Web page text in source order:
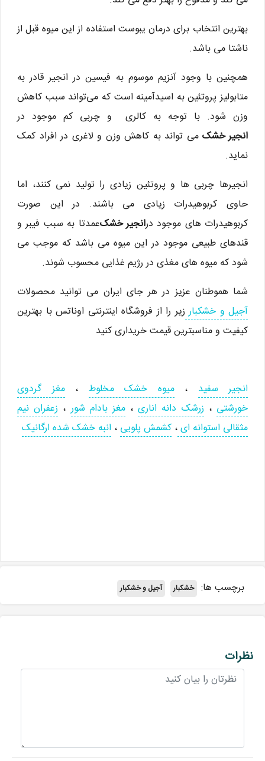
بهترین انتخاب برای درمان یبوست استفاده از این میوه قبل از
ناشتا می باشد.
همچنین با وجود آنزیم موسوم به فیسین در انجیر قادر به
متابولیز پروتئین به اسیدآمینه است که می‌تواند سبب کاهش
وزن شود. با توجه به کالری و چربی کم موجود در
انجیر خشک می تواند به کاهش وزن و لاغری در افراد کمک
نماید.
انجیرها چربی ها و پروتئین زیادی را تولید نمی کنند، اما
حاوی کربوهیدرات زیادی می باشند. در این صورت
کربوهیدرات های موجود درانجیر خشکعمدتا به سبب فیبر و
قندهای طبیعی موجود در این میوه می باشد که موجب می
شود که میوه های مغذی در رژیم غذایی محسوب شوند.
شما هموطنان عزیز در هر جای ایران می توانید محصولات
آجیل و خشکبار زیر را از فروشگاه اینترنتی اوناتس با بهترین
کیفیت و مناسبترین قیمت خریداری کنید
انجیر سفید ،میوه خشک مخلوط ،مغز گردوی
خورشتی ، زرشک دانه اناری،مغز بادام شور، زعفران نیم
مثقالی استوانه ای، کشمش پلویی ، انبه خشک شده ارگانیک
برچسب ها: خشکبار آجیل و خشکبار
نظرات